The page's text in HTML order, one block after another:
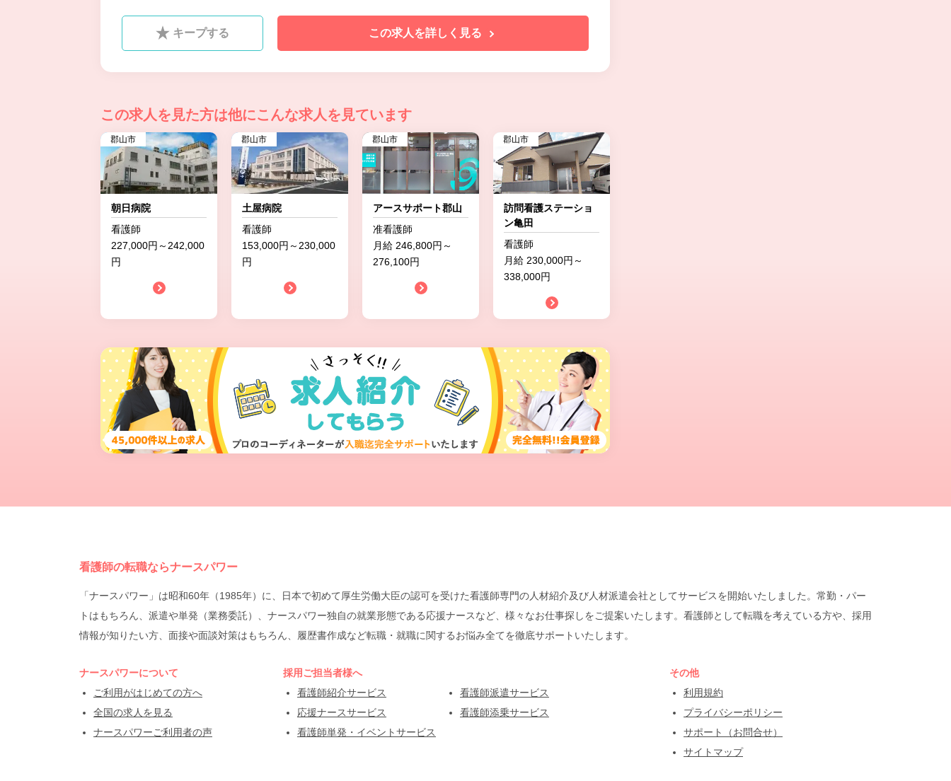
キープする この求人を詳しく見る
この求人を見た方は他にこんな求人を見ています
郡山市
朝日病院
看護師
227,000円～242,000
円
郡山市
土屋病院
看護師
153,000円～230,000
円
郡山市
アースサポート郡山
准看護師
月給 246,800円～
276,100円
郡山市
訪問看護ステーショ
ン亀田
看護師
月給 230,000円～
338,000円
看護師の転職ならナースパワー
「ナースパワー」は昭和60年（1985年）に、日本で初めて厚生労働大臣の認可を受けた看護師専門の人材紹介及び人材派遣会社としてサービスを開始いたしました。常勤・パー
トはもちろん、派遣や単発（業務委託）、ナースパワー独自の就業形態である応援ナースなど、様々なお仕事探しをご提案いたします。看護師として転職を考えている方や、採用
情報が知りたい方、面接や面談対策はもちろん、履歴書作成など転職・就職に関するお悩み全てを徹底サポートいたします。
ナースパワーについて
ご利用がはじめての方へ
全国の求人を見る
ナースパワーご利用者の声
採用ご担当者様へ
看護師紹介サービス
応援ナースサービス
看護師単発・イベントサービス
看護師派遣サービス
看護師添乗サービス
その他
利用規約
プライバシーポリシー
サポート（お問合せ）
サイトマップ